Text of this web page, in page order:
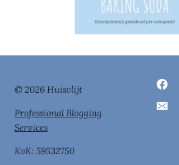
© 2026 Huisvlijt
Professional Blogging
Services
KvK: 59532750